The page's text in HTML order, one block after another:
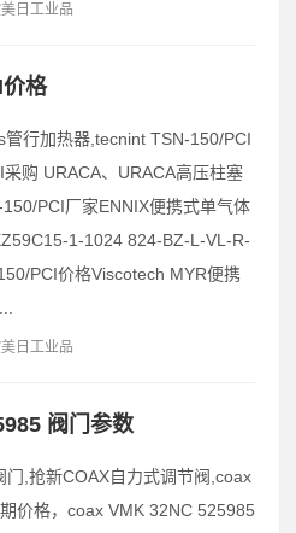
美日工业品
格
行加热器,tecnint TSN-150/PCI
购 URACA、URACA高压柱塞
PCI厂家ENNIX便携式单气体
1-1024 824-BZ-L-VL-R-
PCI价格Viscotech MYR便携
日工业品
阀门参数
,抢新COAX自力式调节阀,coax
价格，coax VMK 32NC 525985